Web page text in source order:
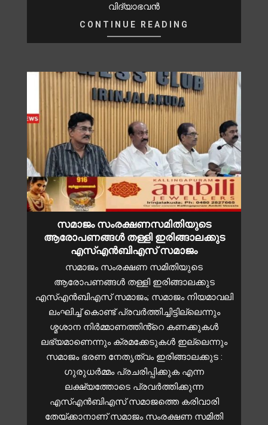
വിദ്യാഭവൻ
CONTINUE READING
സമാജം സംരക്ഷണസമിതിയുടെ
ആരോപണങ്ങൾ തള്ളി ഇരിങ്ങാലക്കുട
എസ്എൻബിഎസ് സമാജം
സമാജം സംരക്ഷണ സമിതിയുടെ
ആരോപണങ്ങൾ തള്ളി ഇരിങ്ങാലക്കുട
എസ്എൻബിഎസ് സമാജം; സമാജം നിയമാവലി
ലംഘിച്ച് കൊണ്ട് പ്രവർത്തിച്ചിട്ടില്ലെന്നും
ശ്മശാന നിർമ്മാണത്തിൻ്റെ കണക്കുകൾ
ലഭ്യമാണെന്നും ക്രമക്കേടുകൾ ഇല്ലെന്നും
സമാജം ഭരണ നേതൃത്വം ഇരിങ്ങാലക്കുട :
ഗുരുധർമ്മം പ്രചരിപ്പിക്കുക എന്ന
ലക്ഷ്യത്തോടെ പ്രവർത്തിക്കുന്ന
എസ്എൻബിഎസ് സമാജത്തെ കരിവാരി
തേയ്ക്കാനാണ് സമാജം സംരക്ഷണ സമിതി